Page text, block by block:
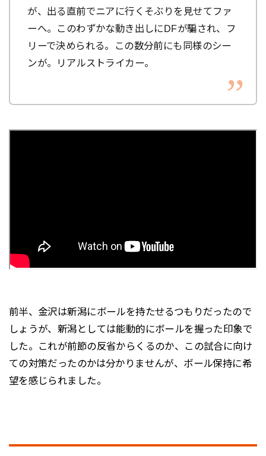
が、出る直前でニアに行くそぶりを見せてファ
ーへ。このわずかな動き出しにDFが騙され、フ
リーで決められる。この数分前にも同様のシー
ンが。リアルストライカー。
前半、金沢は新潟にボールを持たせるつもりだったので
しょうが、新潟としては能動的にボールを握った印象で
した。これが前節の反省からくるのか、この試合に向け
ての対策だったのかは分かりませんが、ボール保持に希
望を感じられました。